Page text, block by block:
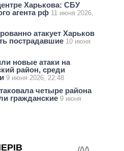
Харькова: СБУ
агента рф 11 июня 2026,
атакует Харьков
пострадавшие 10 июня
новые атаки на
район, среди
9 июня 2026, 22:48
четыре района
гражданские 9 июня